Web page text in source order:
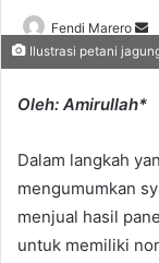
Fendi Marero
Ilustrasi petani
Oleh: Amirullah*
Dalam langkah
mengumumkan
menjual hasil
untuk memiliki